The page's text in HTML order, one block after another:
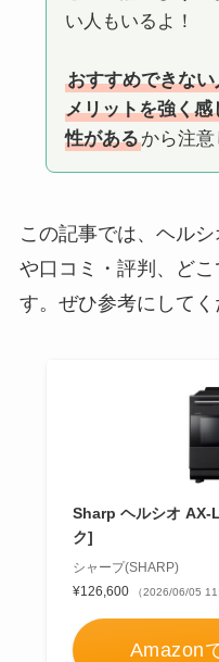
い人もいるよ！
おすすめできな
メリットを強く感
性があるから注意
この記事では、ヘル
や口コミ・評判、ど
す。ぜひ参考にしてく
Sharp ヘルシオ AX-
ク]
シャープ(SHARP)
¥126,600
（2026/06/05
Amazon